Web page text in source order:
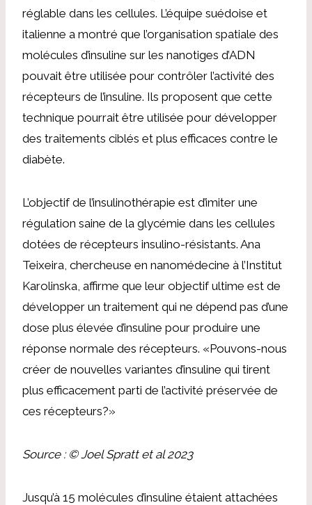
réglable dans les cellules. L’équipe suédoise et
italienne a montré que l’organisation spatiale des
molécules d’insuline sur les nanotiges d’ADN
pouvait être utilisée pour contrôler l’activité des
récepteurs de l’insuline. Ils proposent que cette
technique pourrait être utilisée pour développer
des traitements ciblés et plus efficaces contre le
diabète.
L’objectif de l’insulinothérapie est d’imiter une
régulation saine de la glycémie dans les cellules
dotées de récepteurs insulino-résistants. Ana
Teixeira, chercheuse en nanomédecine à l’Institut
Karolinska, affirme que leur objectif ultime est de
développer un traitement qui ne dépend pas d’une
dose plus élevée d’insuline pour produire une
réponse normale des récepteurs. «Pouvons-nous
créer de nouvelles variantes d’insuline qui tirent
plus efficacement parti de l’activité préservée de
ces récepteurs?»
Source : © Joel Spratt et al 2023
Jusqu’à 15 molécules d’insuline étaient attachées